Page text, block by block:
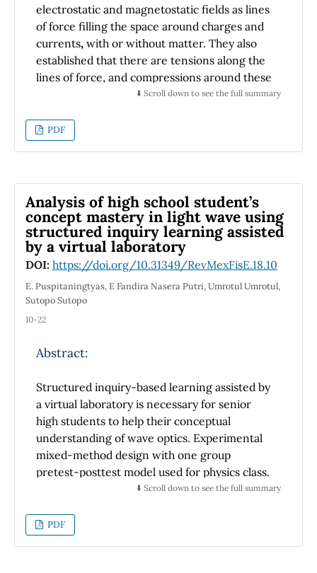
electrostatic and magnetostatic fields as lines
of force filling the space around charges and
currents, with or without matter. They also
established that there are tensions along the
lines of force, and compressions around these
lines. These ideas are formalized with a stress
We follow these ideas to show the origin of
the electric forces that arise in the case of a
magnetic forces that arise in the case of a
magnetizable bar partially introduced into a
solenoid. We find that these forces have their
origin in the abrupt change in permittivity and
permeability which produce a difference of
pressures at interfaces. This approach permits
us to analyze the similarities and differences
between both cases. Advanced
interesting insights into the electromagnetic
magnetostatic fields in vacuum and matter.
Faraday y Maxwell concibieron los campos
electrostáticos y magnetostáticos como líneas
de fuerza llenando el espacio alrededor de
cargas y corriente, con o sin materia. Ellos
establecieron que hay tensiones a lo largo de
las líneas de fuerza, y compresiones alrededor
de estas líneas. Estas ideas se formalizan con
⬇️ Scroll down to see the full summary
PDF
Analysis of high school student’s
concept mastery in light wave using
structured inquiry learning assisted
by a virtual laboratory
DOI: https://doi.org/10.31349/RevMexFisE.18.10
E. Puspitaningtyas, E Fandira Nasera Putri, Umrotul Umrotul,
Sutopo Sutopo
10-22
Abstract:
Structured inquiry-based learning assisted by
a virtual laboratory is necessary for senior
high students to help their conceptual
understanding of wave optics. Experimental
mixed-method design with one group
pretest-posttest model used for physics class.
Data collected from an interview, observation,
qualitative data. The result is structured
inquiry-based learning assisted by virtual
⬇️ Scroll down to see the full summary
PDF